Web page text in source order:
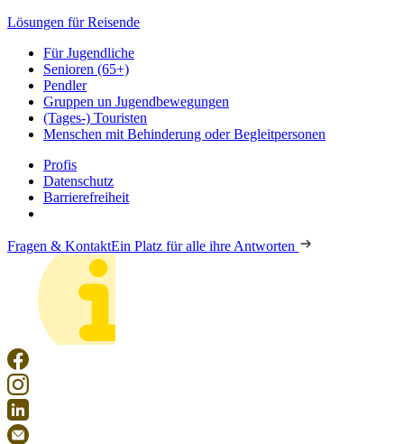
Lösungen für Reisende
Für Jugendliche
Senioren (65+)
Pendler
Gruppen un Jugendbewegungen
(Tages-) Touristen
Menschen mit Behinderung oder Begleitpersonen
Profis
Datenschutz
Barrierefreiheit
Fragen & KontaktEin Platz für alle ihre Antworten